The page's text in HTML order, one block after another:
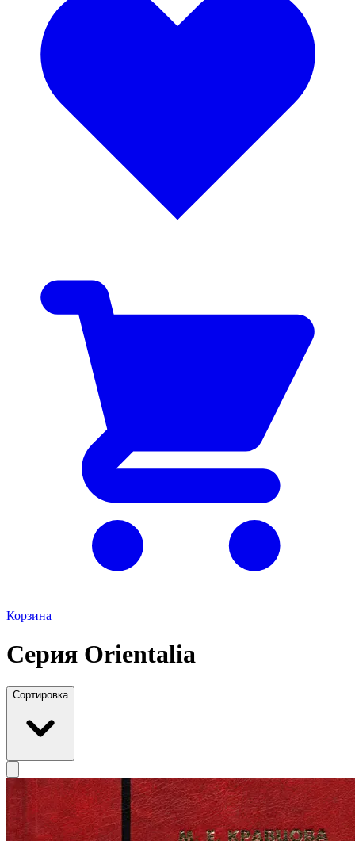
Корзина
Серия Orientalia
Сортировка